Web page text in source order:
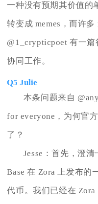
一种没有预期其价值的
转变成 memes，而许多
@1_crypticpoet 有一
协同工作。
Q5 Julie
本条问题来自
for everyone，为何官
了？
Jesse：首先，澄
Base 在 Zora 上发布的
代币。我们已经在